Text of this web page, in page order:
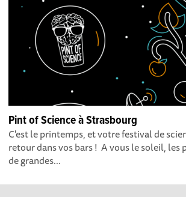
Pint of Science à Strasbourg
C'est le printemps, et votre festival de
retour dans vos bars ! A vous le soleil, les
de grandes...